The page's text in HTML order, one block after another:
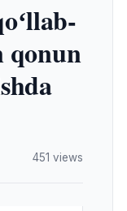
qonun
451 views